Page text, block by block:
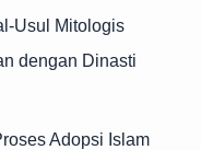
Usul Mitologis
dengan Dinasti
Adopsi Islam